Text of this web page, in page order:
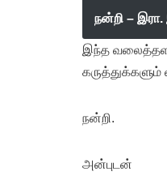
நன்றி –
இந்த
நன்றி.
அன்புடன்